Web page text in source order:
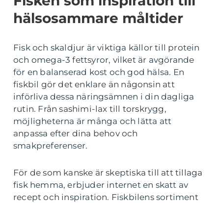
hälsosammare måltider
Fisk och skaldjur är viktiga källor till protein
och omega-3 fettsyror, vilket är avgörande
för en balanserad kost och god hälsa. En
fiskbil gör det enklare än någonsin att
införliva dessa näringsämnen i din dagliga
rutin. Från sashimi-lax till torskrygg,
möjligheterna är många och lätta att
anpassa efter dina behov och
smakpreferenser.
För de som kanske är skeptiska till att tillaga
fisk hemma, erbjuder internet en skatt av
recept och inspiration. Fiskbilens sortiment